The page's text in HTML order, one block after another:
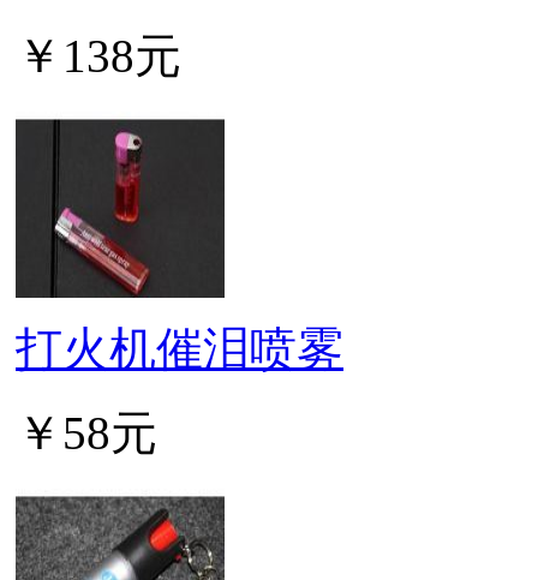
￥138元
打火机催泪喷雾
￥58元